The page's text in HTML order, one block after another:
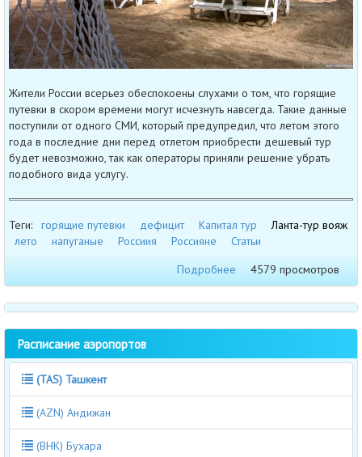
Жители России всерьез обеспокоены слухами о том, что горящие
путевки в скором времени могут исчезнуть навсегда. Такие данные
поступили от одного СМИ, который предупредил, что летом этого
года в последние дни перед отлетом приобрести дешевый тур
будет невозможно, так как операторы приняли решение убрать
подобного вида услугу.
Теги: горящие путевки дефицит Капитал тур
Ланта-тур вояж
лето
напуганые Россиия Россияне
Статьи
Подробнее
4579 просмотров
Расписание аэропортов
(TAS) Ташкент
(AZN) Андижан
(BHK) Бухара